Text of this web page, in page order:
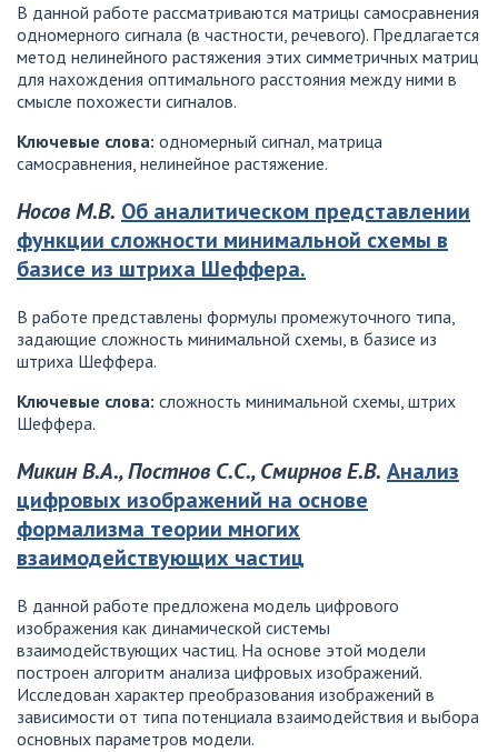
В данной работе рассматриваются матрицы самосравнения
одномерного сигнала (в частности, речевого). Предлагается
метод нелинейного растяжения этих симметричных матриц
для нахождения оптимального расстояния между ними в
смысле похожести сигналов.
Ключевые слова: одномерный сигнал, матрица
самосравнения, нелинейное растяжение.
Носов М.В. Об аналитическом представлении
функции сложности минимальной схемы в
базисе из штриха Шеффера.
В работе представлены формулы промежуточного типа,
задающие сложность минимальной схемы, в базисе из
штриха Шеффера.
Ключевые слова: сложность минимальной схемы, штрих
Шеффера.
Микин В.А., Постнов С.С., Смирнов Е.В. Анализ
цифровых изображений на основе
формализма теории многих
взаимодействующих частиц
В данной работе предложена модель цифрового
изображения как динамической системы
взаимодействующих частиц. На основе этой модели
построен алгоритм анализа цифровых изображений.
Исследован характер преобразования изображений в
зависимости от типа потенциала взаимодействия и выбора
основных параметров модели.